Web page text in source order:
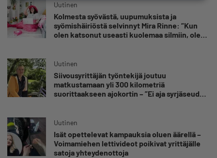
Uutinen
Kolmesta syövästä, uupumuksista ja
syömishäiriöstä selvinnyt Mira Rinne: ”Kun
olen katsonut useasti kuolemaa silmiin, olen
Uutinen
Siivousyrittäjän työntekijä joutuu
matkustamaan yli 300 kilometriä
suorittaakseen ajokortin – ”Ei aja syrjäseudun
Uutinen
Isät opettelevat kampauksia oluen äärellä –
Voimamiehen lettivideot poikivat yrittäjälle
satoja yhteydenottoja